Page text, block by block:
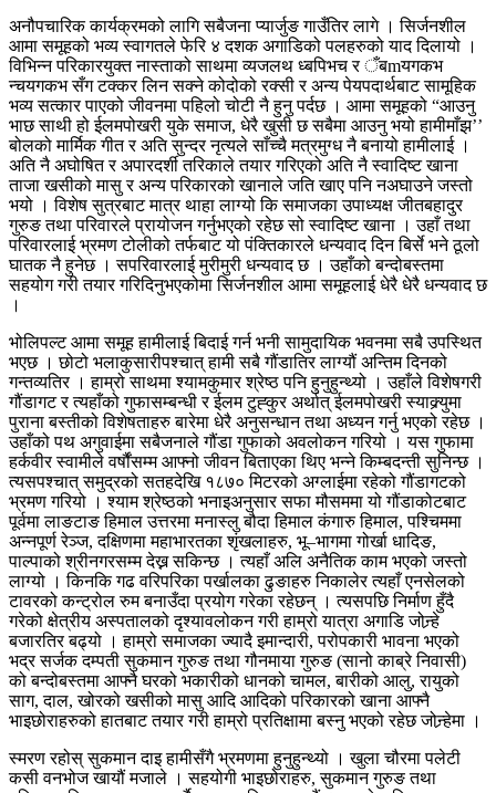
अनौपचारिक कार्यक्रमको लागि सबैजना प्यार्जुङ गाउँतिर लागे । सिर्जनशील
आमा समूहको भव्य स्वागतले फेरि ४ दशक अगाडिको पलहरुको याद दिलायो ।
विभिन्न परिकारयुक्त नास्ताको साथमा व्यजलथ ध्बपिभच र ँबmयगकभ
न्चयगकभ सँग टक्कर लिन सक्ने कोदोको रक्सी र अन्य पेयपदार्थबाट सामूहिक
भव्य सत्कार पाएको जीवनमा पहिलो चोटी नै हुनु पर्दछ । आमा समूहको “आउनु
भाछ साथी हो ईलमपोखरी युके समाज, धेरै खुसी छ सबैमा आउनु भयो हामीमाँझ’’
बोलको मार्मिक गीत र अति सुन्दर नृत्यले साँच्चै मत्रमुग्ध नै बनायो हामीलाई ।
अति नै अघोषित र अपारदर्शी तरिकाले तयार गरिएको अति नै स्वादिष्ट खाना
ताजा खसीको मासु र अन्य परिकारको खानाले जति खाए पनि नअघाउने जस्तो
भयो । विशेष सुत्रबाट मात्र थाहा लाग्यो कि समाजका उपाध्यक्ष जीतबहादुर
गुरुङ तथा परिवारले प्रायोजन गर्नुभएको रहेछ सो स्वादिष्ट खाना । उहाँ तथा
परिवारलाई भ्रमण टोलीको तर्फबाट यो पंक्तिकारले धन्यवाद दिन बिर्से भने ठूलो
घातक नै हुनेछ । सपरिवारलाई मुरीमुरी धन्यवाद छ । उहाँको बन्दोबस्तमा
सहयोग गरी तयार गरिदिनुभएकोमा सिर्जनशील आमा समूहलाई धेरै धेरै धन्यवाद छ
।
भोलिपल्ट आमा समूह हामीलाई बिदाई गर्न भनी सामुदायिक भवनमा सबै उपस्थित
भएछ । छोटो भलाकुसारीपश्चात् हामी सबै गौंडातिर लाग्यौं अन्तिम दिनको
गन्तव्यतिर । हाम्रो साथमा श्यामकुमार श्रेष्ठ पनि हुनुहुन्थ्यो । उहाँले विशेषगरी
गौंडागट र त्यहाँको गुफासम्बन्धी र ईलम टुह्कुर अर्थात् ईलमपोखरी स्याक्र्युमा
पुराना बस्तीको विशेषताहरु बारेमा धेरै अनुसन्धान तथा अध्यन गर्नु भएको रहेछ ।
उहाँको पथ अगुवाईमा सबैजनाले गौंडा गुफाको अवलोकन गरियो । यस गुफामा
हर्कवीर स्वामीले वर्षौंसम्म आफ्नो जीवन बिताएका थिए भन्ने किम्बदन्ती सुनिन्छ ।
त्यसपश्चात् समुद्रको सतहदेखि १८७० मिटरको अग्लाईमा रहेको गौंडागटको
भ्रमण गरियो । श्याम श्रेष्ठको भनाइअनुसार सफा मौसममा यो गौंडाकोटबाट
पूर्वमा लाङटाङ हिमाल उत्तरमा मनास्लु बौदा हिमाल कंगारु हिमाल, पश्चिममा
अन्नपूर्ण रेञ्ज, दक्षिणमा महाभारतका शृंखलाहरु, भू–भागमा गोर्खा धादिङ,
पाल्पाको श्रीनगरसम्म देख्न सकिन्छ । त्यहाँ अलि अनैतिक काम भएको जस्तो
लाग्यो । किनकि गढ वरिपरिका पर्खालका ढुङाहरु निकालेर त्यहाँ एनसेलको
टावरको कन्ट्रोल रुम बनाउँदा प्रयोग गरेका रहेछन् । त्यसपछि निर्माण हुँदै
गरेको क्षेत्रीय अस्पतालको दृश्यावलोकन गरी हाम्रो यात्रा अगाडि जोन्र्हे
बजारतिर बढ्यो । हाम्रो समाजका ज्यादै इमान्दारी, परोपकारी भावना भएको
भद्र सर्जक दम्पती सुकमान गुरुङ तथा गौनमाया गुरुङ (सानो काब्रे निवासी)
को बन्दोबस्तमा आफ्नै घरको भकारीको धानको चामल, बारीको आलु, रायुको
साग, दाल, खोरको खसीको मासु आदि आदिको परिकारको खाना आफ्नै
भाइछोराहरुको हातबाट तयार गरी हाम्रो प्रतिक्षामा बस्नु भएको रहेछ जोन्र्हेमा ।
स्मरण रहोस् सुकमान दाइ हामीसँगै भ्रमणमा हुनुहुन्थ्यो । खुला चौरमा पलेटी
कसी वनभोज खायौं मजाले । सहयोगी भाइछोराहरु, सुकमान गुरुङ तथा